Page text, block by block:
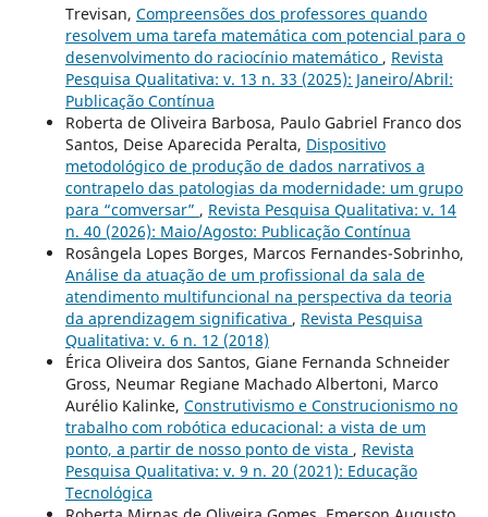
Trevisan, Compreensões dos professores quando
resolvem uma tarefa matemática com potencial para o
desenvolvimento do raciocínio matemático , Revista
Pesquisa Qualitativa: v. 13 n. 33 (2025): Janeiro/Abril:
Publicação Contínua
Roberta de Oliveira Barbosa, Paulo Gabriel Franco dos
Santos, Deise Aparecida Peralta, Dispositivo
metodológico de produção de dados narrativos a
contrapelo das patologias da modernidade: um grupo
para “comversar” , Revista Pesquisa Qualitativa: v. 14
n. 40 (2026): Maio/Agosto: Publicação Contínua
Rosângela Lopes Borges, Marcos Fernandes-Sobrinho,
Análise da atuação de um profissional da sala de
atendimento multifuncional na perspectiva da teoria
da aprendizagem significativa , Revista Pesquisa
Qualitativa: v. 6 n. 12 (2018)
Érica Oliveira dos Santos, Giane Fernanda Schneider
Gross, Neumar Regiane Machado Albertoni, Marco
Aurélio Kalinke, Construtivismo e Construcionismo no
trabalho com robótica educacional: a vista de um
ponto, a partir de nosso ponto de vista , Revista
Pesquisa Qualitativa: v. 9 n. 20 (2021): Educação
Tecnológica